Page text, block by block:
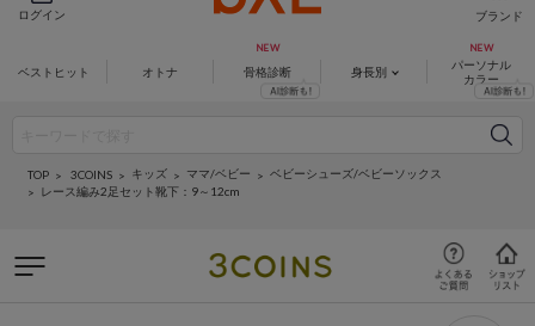
ログイン ブランド
ベストヒット オトナ 骨格診断 身長別
パーソナル
カラー
TOP 3COINS キッズ ママ/ベビー
ベビーシューズ/ベビーソックス
レース編み2足セット靴下：9～12cm